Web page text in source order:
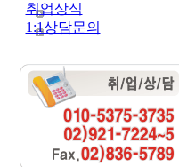
취업상식
1:1상담문의